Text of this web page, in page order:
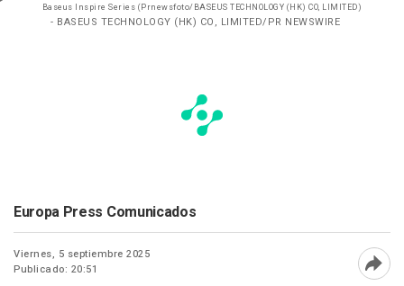
Baseus Inspire Series (Prnewsfoto/BASEUS TECHNOLOGY (HK) CO, LIMITED)
- BASEUS TECHNOLOGY (HK) CO, LIMITED/PR NEWSWIRE
Europa Press Comunicados
Viernes, 5 septiembre 2025
Publicado: 20:51